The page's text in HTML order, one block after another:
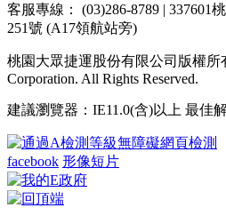
客服專線： (03)286-8789 | 337601
251號 (A17領航站旁)
桃園大眾捷運股份有限公司版權所
Corporation. All Rights Reserved.
建議瀏覽器：IE11.0(含)以上 最佳
facebook 形像短片